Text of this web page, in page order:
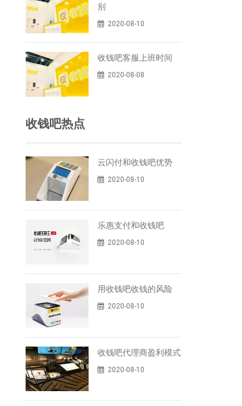
别
2020-08-10
收钱吧客服上班时间
2020-08-08
收钱吧热点
云闪付和收钱吧优势
2020-08-10
乐惠支付和收钱吧
2020-08-10
用收钱吧收钱的风险
2020-08-10
收钱吧代理商盈利模式
2020-08-10